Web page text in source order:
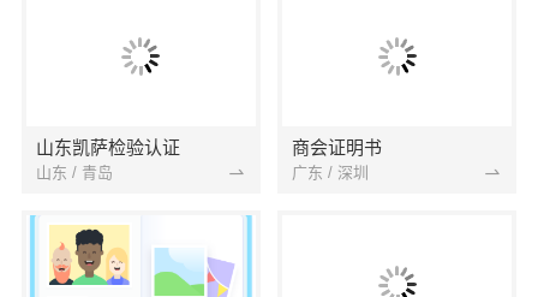
山东凯萨检验认证
山东 / 青岛
商会证明书
广东 / 深圳